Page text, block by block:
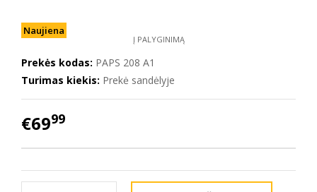
Naujiena
Į PALYGINIMĄ
Prekės kodas: PAPS 208 A1
Turimas kiekis: Prekė sandėlyje
€6999